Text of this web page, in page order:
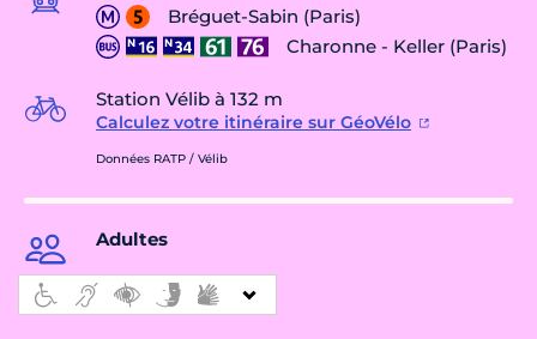
Bréguet-Sabin (Paris)
Charonne - Keller (Paris)
Station Vélib à 132 m
Calculez votre itinéraire sur GéoVélo
Données RATP / Vélib
Adultes